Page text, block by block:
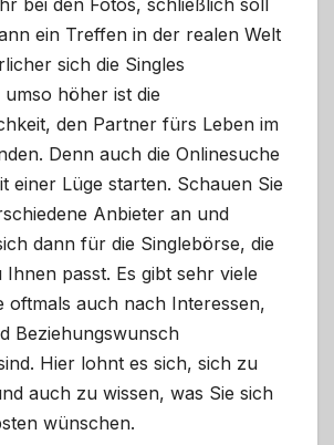
ein Treffen in der realen Welt
sich die Singles
höher ist die
den Partner fürs Leben im
Denn auch die Onlinesuche
einer Lüge starten. Schauen Sie
Anbieter an und
dann für die Singlebörse, die
passt. Es gibt sehr viele
oftmals auch nach Interessen,
Beziehungswunsch
Hier lohnt es sich, sich zu
auch zu wissen, was Sie sich
wünschen.